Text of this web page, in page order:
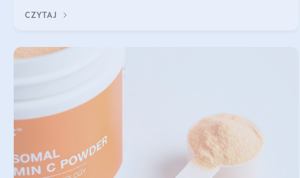
CZYTAJ